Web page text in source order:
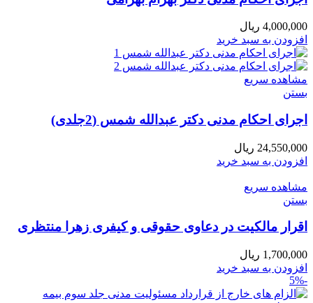
4,000,000 ریال
افزودن به سبد خرید
مشاهده سریع
بستن
اجرای احکام مدنی دکتر عبدالله شمس (2جلدی)
24,550,000 ریال
افزودن به سبد خرید
مشاهده سریع
بستن
اقرار مالکیت در دعاوی حقوقی و کیفری زهرا منتظری
1,700,000 ریال
افزودن به سبد خرید
-5%